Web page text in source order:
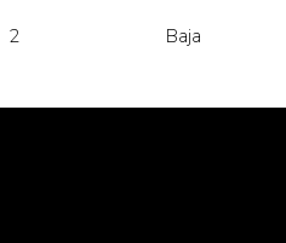
2 Baja